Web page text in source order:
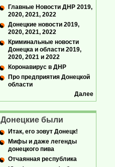
Главные Новости ДНР 2019,
2020, 2021, 2022
Донецкие новости 2019,
2020, 2021, 2022
Криминальные новости
Донецка и области 2019,
2020, 2021 и 2022
Коронавирус в ДНР
Про предприятия Донецкой
области
Далее
Донецкие были
Итак, его зовут Донецк!
Мифы и даже легенды
донецкого пива
Отчаянная республика